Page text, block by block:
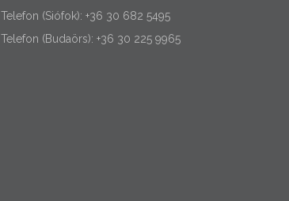
Telefon (Siófok): +36 30 682 5495
Telefon (Budaörs): +36 30 225 9965